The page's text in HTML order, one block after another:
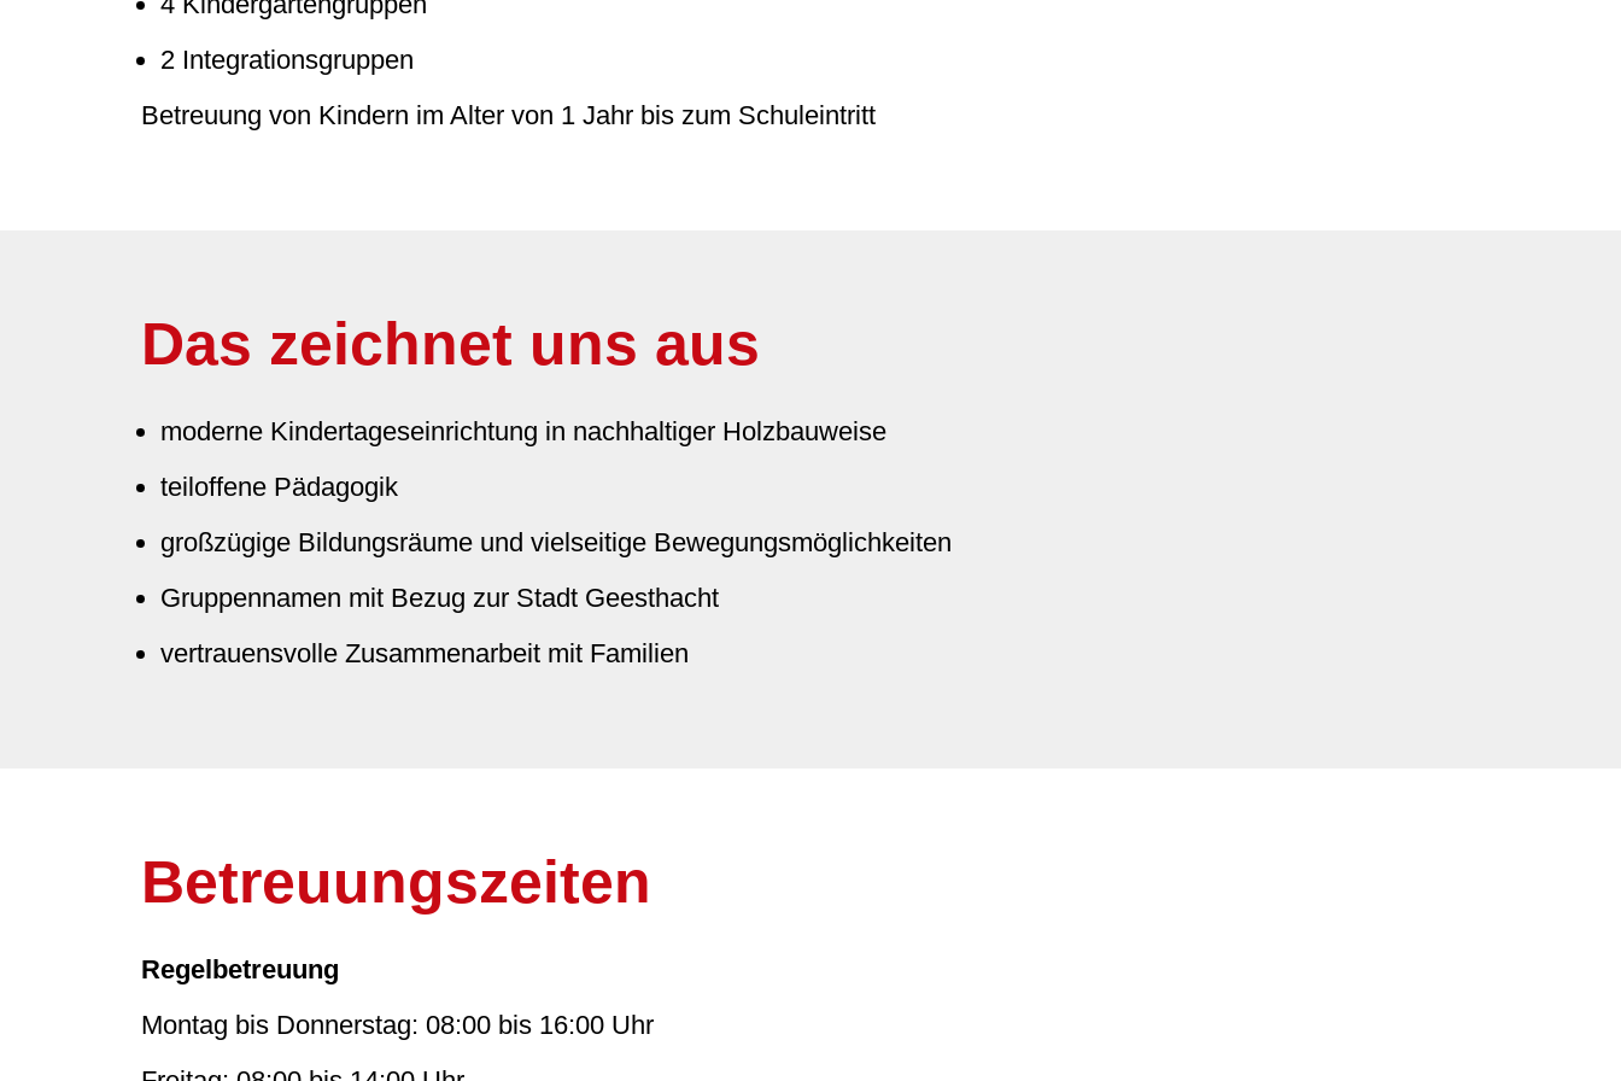
2 Integrationsgruppen
Betreuung von Kindern im Alter von 1 Jahr bis zum Schuleintritt
Das zeichnet uns aus
moderne Kindertageseinrichtung in nachhaltiger Holzbauweise
teiloffene Pädagogik
großzügige Bildungsräume und vielseitige Bewegungsmöglichkeiten
Gruppennamen mit Bezug zur Stadt Geesthacht
vertrauensvolle Zusammenarbeit mit Familien
Betreuungszeiten
Regelbetreuung
Montag bis Donnerstag: 08:00 bis 16:00 Uhr